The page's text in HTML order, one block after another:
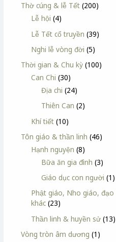
Thờ cúng & lễ Tết (200)
Lễ hội (4)
Lễ Tết cổ truyền (39)
Nghi lễ vòng đời (5)
Thời gian & Chu kỳ (100)
Can Chi (30)
Địa chi (24)
Thiên Can (2)
Khí tiết (10)
Tôn giáo & thần linh (46)
Hạnh nguyện (8)
Bữa ăn gia đình (3)
Giáo dục con người (1)
Phật giáo, Nho giáo,
khác (23)
Thần linh & huyền sử (13)
Vòng tròn âm dương (1)